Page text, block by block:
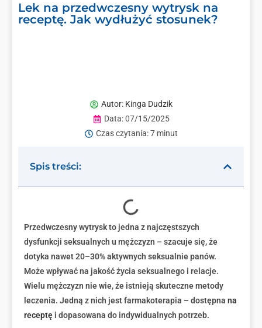
Lek na przedwczesny wytrysk na
receptę. Jak wydłużyć stosunek?
Autor:Kinga Dudzik
Data:07/15/2025
Czas czytania: 7 minut
Spis treści:
Przedwczesny wytrysk to jedna z najczęstszych
dysfunkcji seksualnych u mężczyzn – szacuje się, że
dotyka nawet 20–30% aktywnych seksualnie panów.
Może wpływać na jakość życia seksualnego i relacje.
Wielu mężczyzn nie wie, że istnieją skuteczne metody
leczenia. Jedną z nich jest farmakoterapia – dostępna na
receptę i dopasowana do indywidualnych potrzeb.